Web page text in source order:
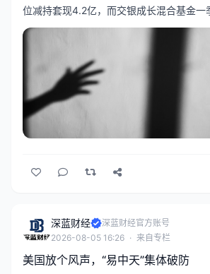
位减持套现4.2亿，而交银成长混合基金一
大重仓股，遭遇暴跌接盘，基民损失惨重
深蓝财经
深蓝财经官方账号
2026-08-05 16:26 · 来自专栏
美国放个风声，“易中天”集体破防